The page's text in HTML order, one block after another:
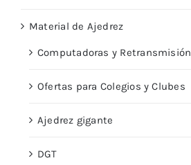
Material de Ajedrez
Computadoras y Retransmisión
Ofertas para Colegios y Clubes
Ajedrez gigante
DGT